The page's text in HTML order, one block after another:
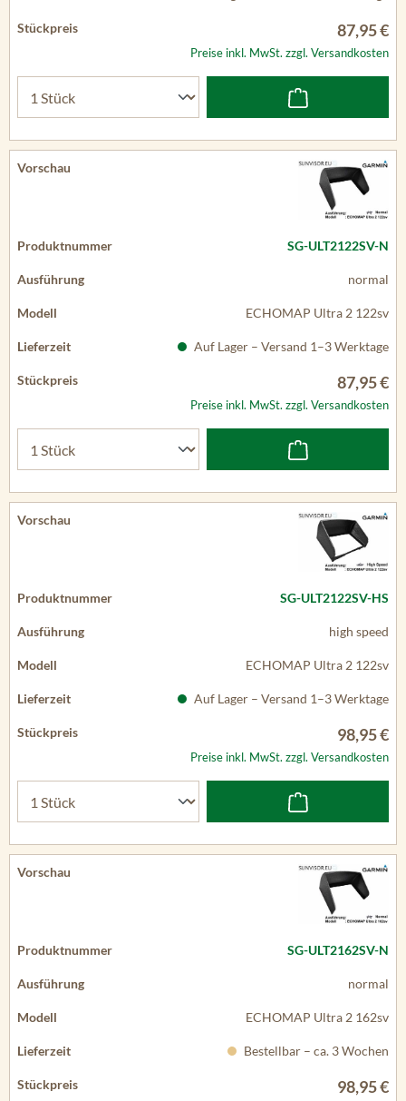
87,95 €
Preise inkl. MwSt. zzgl. Versandkosten
SG-ULT2122SV-N
normal
ECHOMAP Ultra 2 122sv
Auf Lager – Versand 1–3 Werktage
87,95 €
Preise inkl. MwSt. zzgl. Versandkosten
SG-ULT2122SV-HS
high speed
ECHOMAP Ultra 2 122sv
Auf Lager – Versand 1–3 Werktage
98,95 €
Preise inkl. MwSt. zzgl. Versandkosten
SG-ULT2162SV-N
normal
ECHOMAP Ultra 2 162sv
Bestellbar – ca. 3 Wochen
98,95 €